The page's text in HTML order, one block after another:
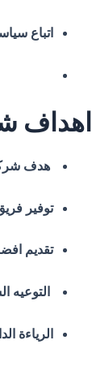
اتباع
اهداف
هدف
توفير
تقديم
التوعيه
الرياءة